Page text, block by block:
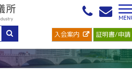
入会案内 証明書/申請